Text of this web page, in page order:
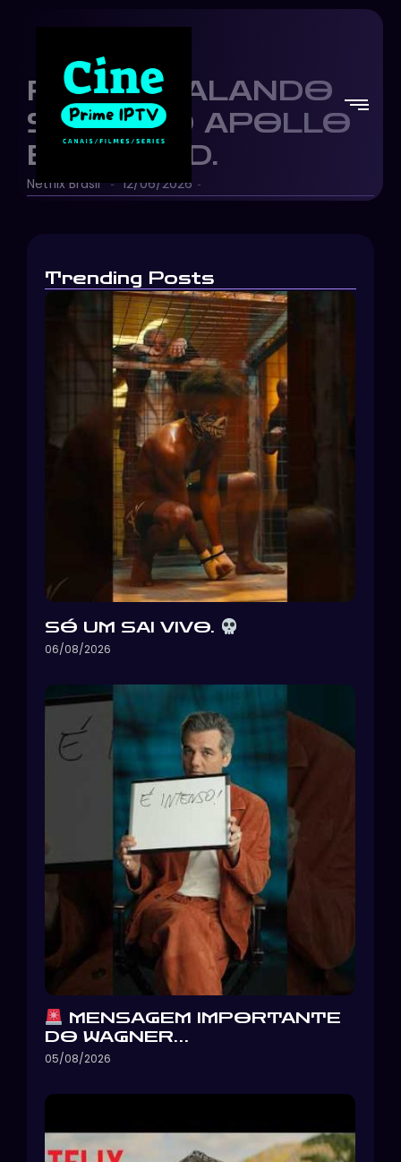
ROCKY FALANDO
SOBRE O APOLLO
EM CREED.
Netflix Brasil - 12/06/2026 -
Trending Posts
SÓ UM SAI VIVO.
06/08/2026
MENSAGEM IMPORTANTE
DO WAGNER…
05/08/2026